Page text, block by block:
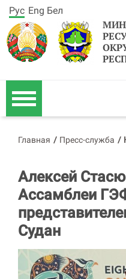
Рус Eng Бел
Главная / Пресс-служба /
Алексей
Ассамблеи
Судан